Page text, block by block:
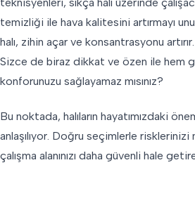
temizliği ile hava kalitesini artırmayı
halı, zihin açar ve konsantrasyonu
Sizce de biraz dikkat ve özen ile hem
konforunuzu sağlayamaz mısınız?
Bu noktada, halıların hayatımızdaki
anlaşılıyor. Doğru seçimlerle
çalışma alanınızı daha güvenli hale